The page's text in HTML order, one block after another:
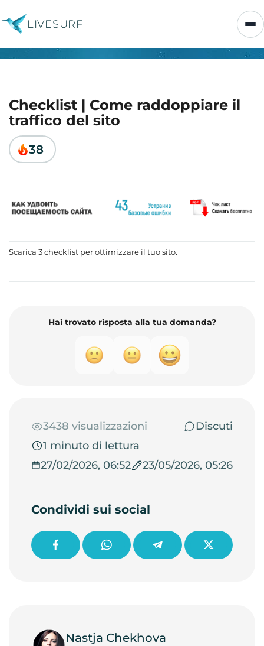
LIVESURF
Checklist | Come raddoppiare il
traffico del sito
38
Scarica 3 checklist per ottimizzare il tuo sito.
Hai trovato risposta alla tua domanda?
3438 visualizzazioni
Discuti
1 minuto di lettura
27/02/2026, 06:52
23/05/2026, 05:26
Condividi sui social
Nastja Chekhova